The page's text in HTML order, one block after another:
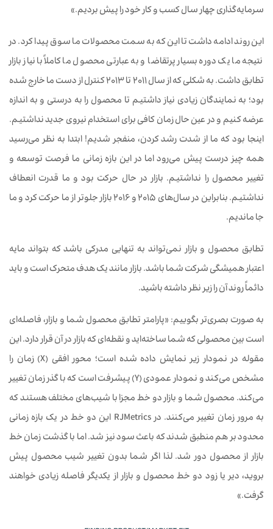
سرمایه‌گذاری چهار سال کسب و کار خود را پیش بردیم.»
این روند ادامه داشت تا این که به سمت محصولات ما سوق پیدا کرد. در
نتیجه ما یک دوره بسیار پرتقاضا و به عبارتی محصول ما کاملاً با نیاز بازار
تطابق داشت. به شکلی که از سال 2011 تا 2013 کنترل از دست ما خارج شده
بود؛ به نمایندگان زیادی نیاز داشتیم تا محصول را به درستی و به اندازه
عرضه کنیم و در عین حال زمان کافی برای استخدام نیروی جدید نداشتیم.
اینجا بود که ما از شدت رشد کردن، منفجر شدیم! ابتدا به نظر می‌رسید
همه چیز درست پیش می‌رود اما در این بازه زمانی ما فرصت توسعه و
تغییر محصول را نداشتیم. بازار در حال حرکت بود و ما قدرت انعطاف
نداشتیم. بنابراین در سال‌های 2015 و 2016 بازار جلوتر از ما حرکت کرد و ما
جا ماندیم.
تطابق محصول و بازار نمی‌تواند به تنهایی مدرکی باشد که بتواند مایه
اعتبار همیشگی شرکت شما باشد. بازار مانند یک هدف متحرک است و باید
دائماً روند آن را زیر نظر داشته باشید.
به صورت بصری‌تر بگوییم: «پارامتر تطابق محصول شما و بازار، فاصله‌ای
است بین محصولی که شما ساخته‌اید و نقطه‌ای که بازار در آن قرار دارد. این
مقوله در نمودار زیر نمایش داده شده است؛ محور افقی (X) زمان را
مشخص می‌کند و نمودار عمودی (Y) پیشرفت است که با گذر زمان تغییر
می‌کند. محصول شما و بازار دو خط مجزا با شیب‌های مختلف هستند که
به مرور زمان تغییر می‌کنند. در RJMetrics این دو خط در یک بازه زمانی
محدود بر هم منطبق شدند که باعث سود نیز شد. اما با گذشت زمان خط
بازار از محصول دور شد. لذا اگر شما بدون تغییر شیب محصول پیش
بروید، دیر یا زود دو خط محصول و بازار از یکدیگر فاصله زیادی خواهند
گرفت.»